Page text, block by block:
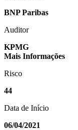
BNP Paribas
Auditor
KPMG
Mais Informações
Risco
44
Data de Início
06/04/2021